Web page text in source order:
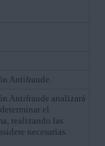
Antifraude.
Antifraude analizará
el
realizando las
necesarias.